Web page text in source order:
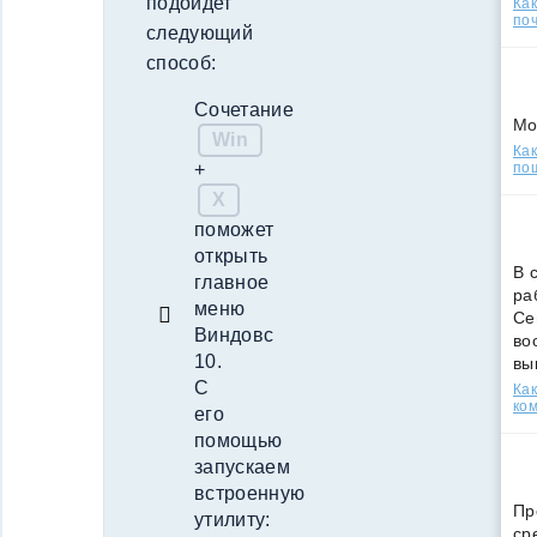
следующий
способ:
Сочетание
Win
+
X
поможет
открыть
главное
меню
Виндовс
10.
С
его
помощью
запускаем
встроенную
утилиту:
В